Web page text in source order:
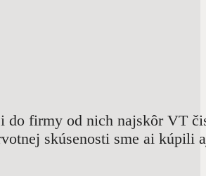
do firmy od nich najskôr VT
skúsenosti sme ai kúpili